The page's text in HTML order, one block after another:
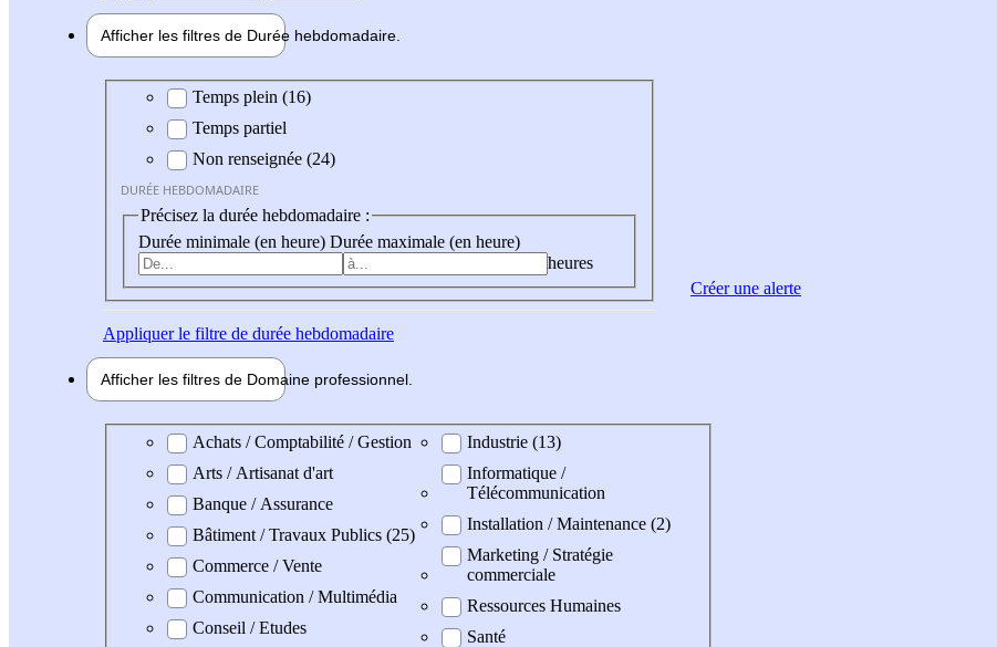
Afficher les filtres de Durée hebdomadaire
Durée hebdomadaire
Temps plein (16)
Temps partiel
Non renseignée (24)
DURÉE HEBDOMADAIRE
Précisez la durée hebdomadaire :
Durée minimale (en heure) Durée maximale (en heure)
heures
Appliquerle filtre de durée hebdomadaire
Afficher les filtres de Domaine professionnel
Domaine professionel
Achats / Comptabilité / Gestion
Arts / Artisanat d'art
Banque / Assurance
Bâtiment / Travaux Publics (25)
Commerce / Vente
Communication / Multimédia
Conseil / Etudes
Industrie (13)
Informatique /
Télécommunication
Installation / Maintenance (2)
Marketing / Stratégie
commerciale
Ressources Humaines
Santé
Créer une alerte